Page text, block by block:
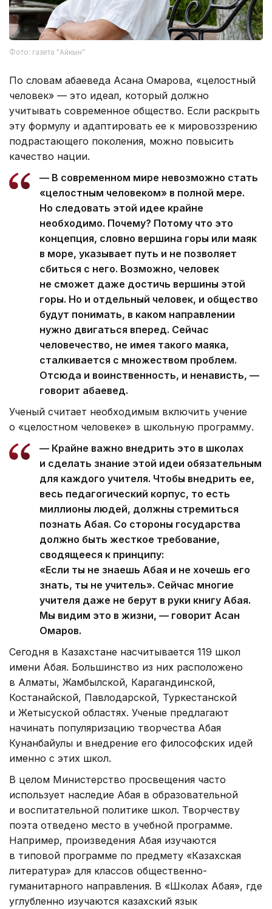
Фото: газета "Айкын"
По словам абаеведа Асана Омарова, «целостный
человек» — это идеал, который должно
учитывать современное общество. Если раскрыть
эту формулу и адаптировать ее к мировоззрению
подрастающего поколения, можно повысить
качество нации.
— В современном мире невозможно стать
«целостным человеком» в полной мере.
Но следовать этой идее крайне
необходимо. Почему? Потому что это
концепция, словно вершина горы или маяк
в море, указывает путь и не позволяет
сбиться с него. Возможно, человек
не сможет даже достичь вершины этой
горы. Но и отдельный человек, и общество
будут понимать, в каком направлении
нужно двигаться вперед. Сейчас
человечество, не имея такого маяка,
сталкивается с множеством проблем.
Отсюда и воинственность, и ненависть, —
говорит абаевед.
Ученый считает необходимым включить учение
о «целостном человеке» в школьную программу.
— Крайне важно внедрить это в школах
и сделать знание этой идеи обязательным
для каждого учителя. Чтобы внедрить ее,
весь педагогический корпус, то есть
миллионы людей, должны стремиться
познать Абая. Со стороны государства
должно быть жесткое требование,
сводящееся к принципу:
«Если ты не знаешь Абая и не хочешь его
знать, ты не учитель». Сейчас многие
учителя даже не берут в руки книгу Абая.
Мы видим это в жизни, — говорит Асан
Омаров.
Сегодня в Казахстане насчитывается 119 школ
имени Абая. Большинство из них расположено
в Алматы, Жамбылской, Карагандинской,
Костанайской, Павлодарской, Туркестанской
и Жетысуской областях. Ученые предлагают
начинать популяризацию творчества Абая
Кунанбайулы и внедрение его философских идей
именно с этих школ.
В целом Министерство просвещения часто
использует наследие Абая в образовательной
и воспитательной политике школ. Творчеству
поэта отведено место в учебной программе.
Например, произведения Абая изучаются
в типовой программе по предмету «Казахская
литература» для классов общественно-
гуманитарного направления. В «Школах Абая», где
углубленно изучаются казахский язык